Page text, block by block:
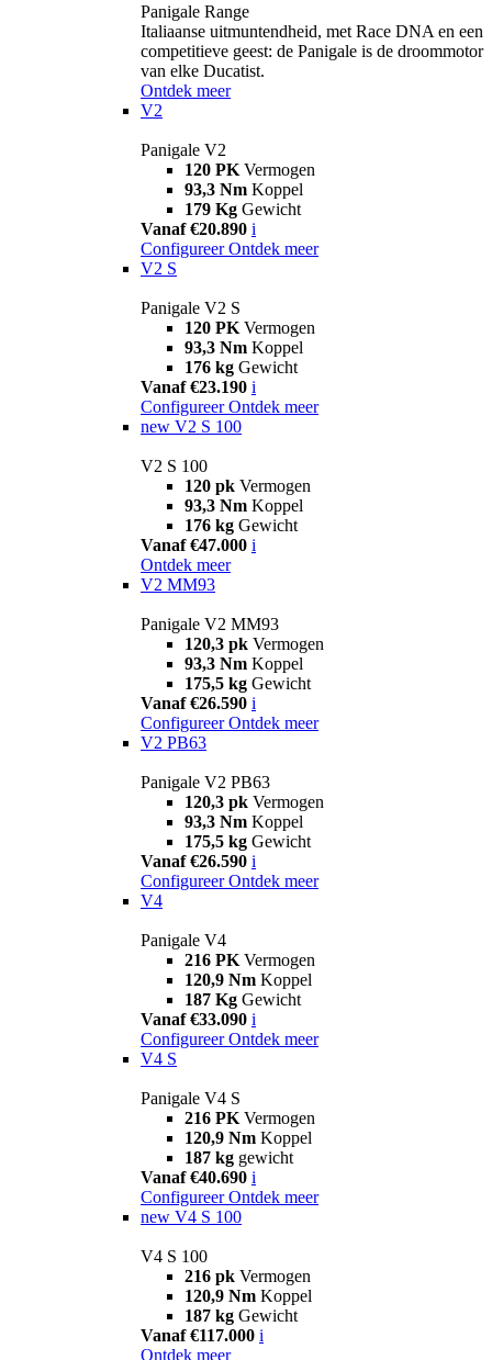
Panigale Range
Italiaanse uitmuntendheid, met Race DNA en een
competitieve geest: de Panigale is de droommotor
van elke Ducatist.
Ontdek meer
V2
Panigale V2
120 PK Vermogen
93,3 Nm Koppel
179 Kg Gewicht
Vanaf €20.890 i
Configureer Ontdek meer
V2 S
Panigale V2 S
120 PK Vermogen
93,3 Nm Koppel
176 kg Gewicht
Vanaf €23.190 i
Configureer Ontdek meer
new V2 S 100
V2 S 100
120 pk Vermogen
93,3 Nm Koppel
176 kg Gewicht
Vanaf €47.000 i
Ontdek meer
V2 MM93
Panigale V2 MM93
120,3 pk Vermogen
93,3 Nm Koppel
175,5 kg Gewicht
Vanaf €26.590 i
Configureer Ontdek meer
V2 PB63
Panigale V2 PB63
120,3 pk Vermogen
93,3 Nm Koppel
175,5 kg Gewicht
Vanaf €26.590 i
Configureer Ontdek meer
V4
Panigale V4
216 PK Vermogen
120,9 Nm Koppel
187 Kg Gewicht
Vanaf €33.090 i
Configureer Ontdek meer
V4 S
Panigale V4 S
216 PK Vermogen
120,9 Nm Koppel
187 kg gewicht
Vanaf €40.690 i
Configureer Ontdek meer
new V4 S 100
V4 S 100
216 pk Vermogen
120,9 Nm Koppel
187 kg Gewicht
Vanaf €117.000 i
Ontdek meer